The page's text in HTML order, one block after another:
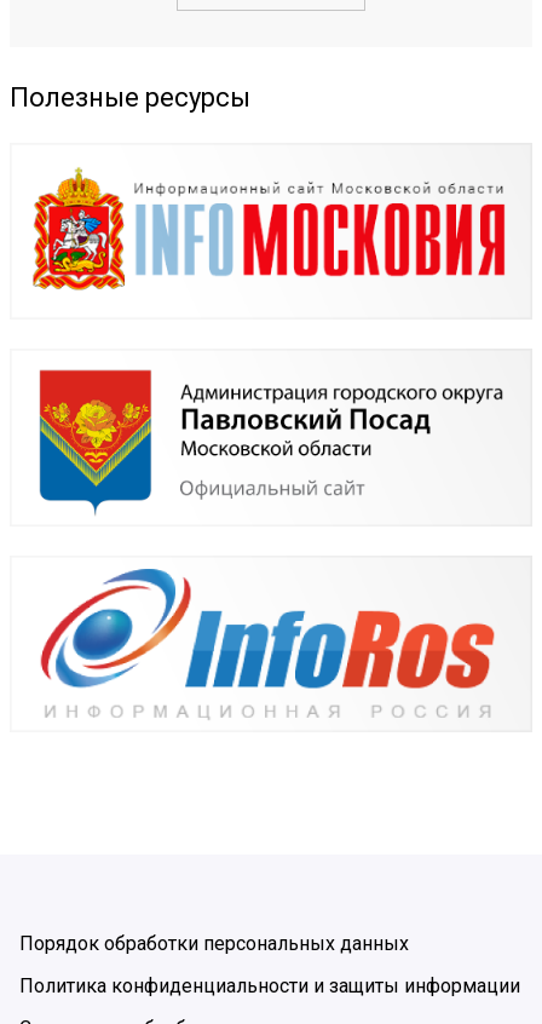
Полезные ресурсы
Порядок обработки персональных данных
Политика конфиденциальности и защиты информации